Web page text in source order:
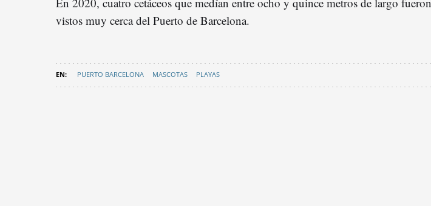
vistos muy cerca del Puerto de Barcelona.
PUERTO BARCELONA MASCOTAS PLAYAS